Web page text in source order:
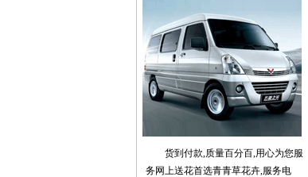
货到付款,质量百分百,用心为您服
务网上送花首选青青草花卉,服务电